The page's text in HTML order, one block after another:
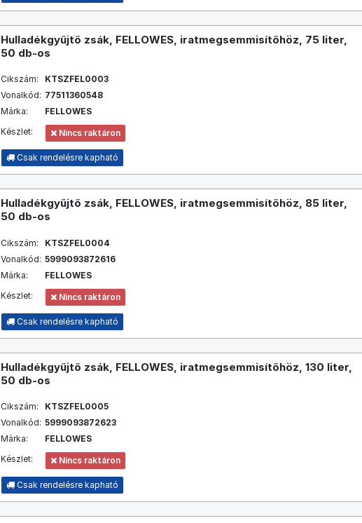
Hulladékgyűjtő zsák, FELLOWES, iratmegsemmisítőhöz, 75 liter,
50 db-os
Cikszám:
KTSZFEL0003
Vonalkód: 77511360548
Márka:
FELLOWES
Készlet:
Nincs raktáron
Csak rendelésre kapható
Hulladékgyűjtő zsák, FELLOWES, iratmegsemmisítőhöz, 85 liter,
50 db-os
Cikszám:
KTSZFEL0004
Vonalkód: 5999093872616
Márka:
FELLOWES
Készlet:
Nincs raktáron
Csak rendelésre kapható
Hulladékgyűjtő zsák, FELLOWES, iratmegsemmisítőhöz, 130 liter,
50 db-os
Cikszám:
KTSZFEL0005
Vonalkód: 5999093872623
Márka:
FELLOWES
Készlet:
Nincs raktáron
Csak rendelésre kapható